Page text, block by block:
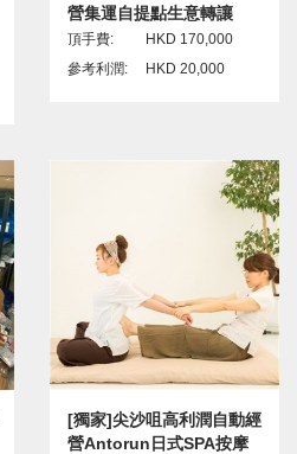
營集運自提點生意轉讓
頂手費:
HKD 170,000
參考利潤:
HKD 20,000
[獨家]尖沙咀高利潤自動經
營Antorun日式SPA按摩